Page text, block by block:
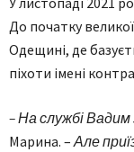
До початку
Одещині, де
піхоти імені
– На службі Вадим
Марина. –Але